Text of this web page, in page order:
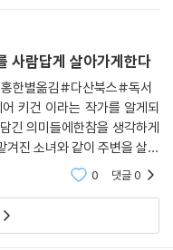
있다는 사실까지도 잊지 않
원으로 석탄 배달을 나가 창
어지는 불법적인 사건의 정황
다면 삶에 무슨 의미가 있나’
아내를 비롯한 그를 둘러싼
할 것들은 무시해야 한다고
대적 권력을 행사하는 마을에
용기를 내야 할지 아니면 딸
사람답게 살아가게한다
한별옮김#다산북스#독서
키건 이라는 작가를 알게되
긴 의미들에한참을 생각하게
진 소녀와 같이 주변을 살피
함께 살일가도록 생각하게
0 댓글0